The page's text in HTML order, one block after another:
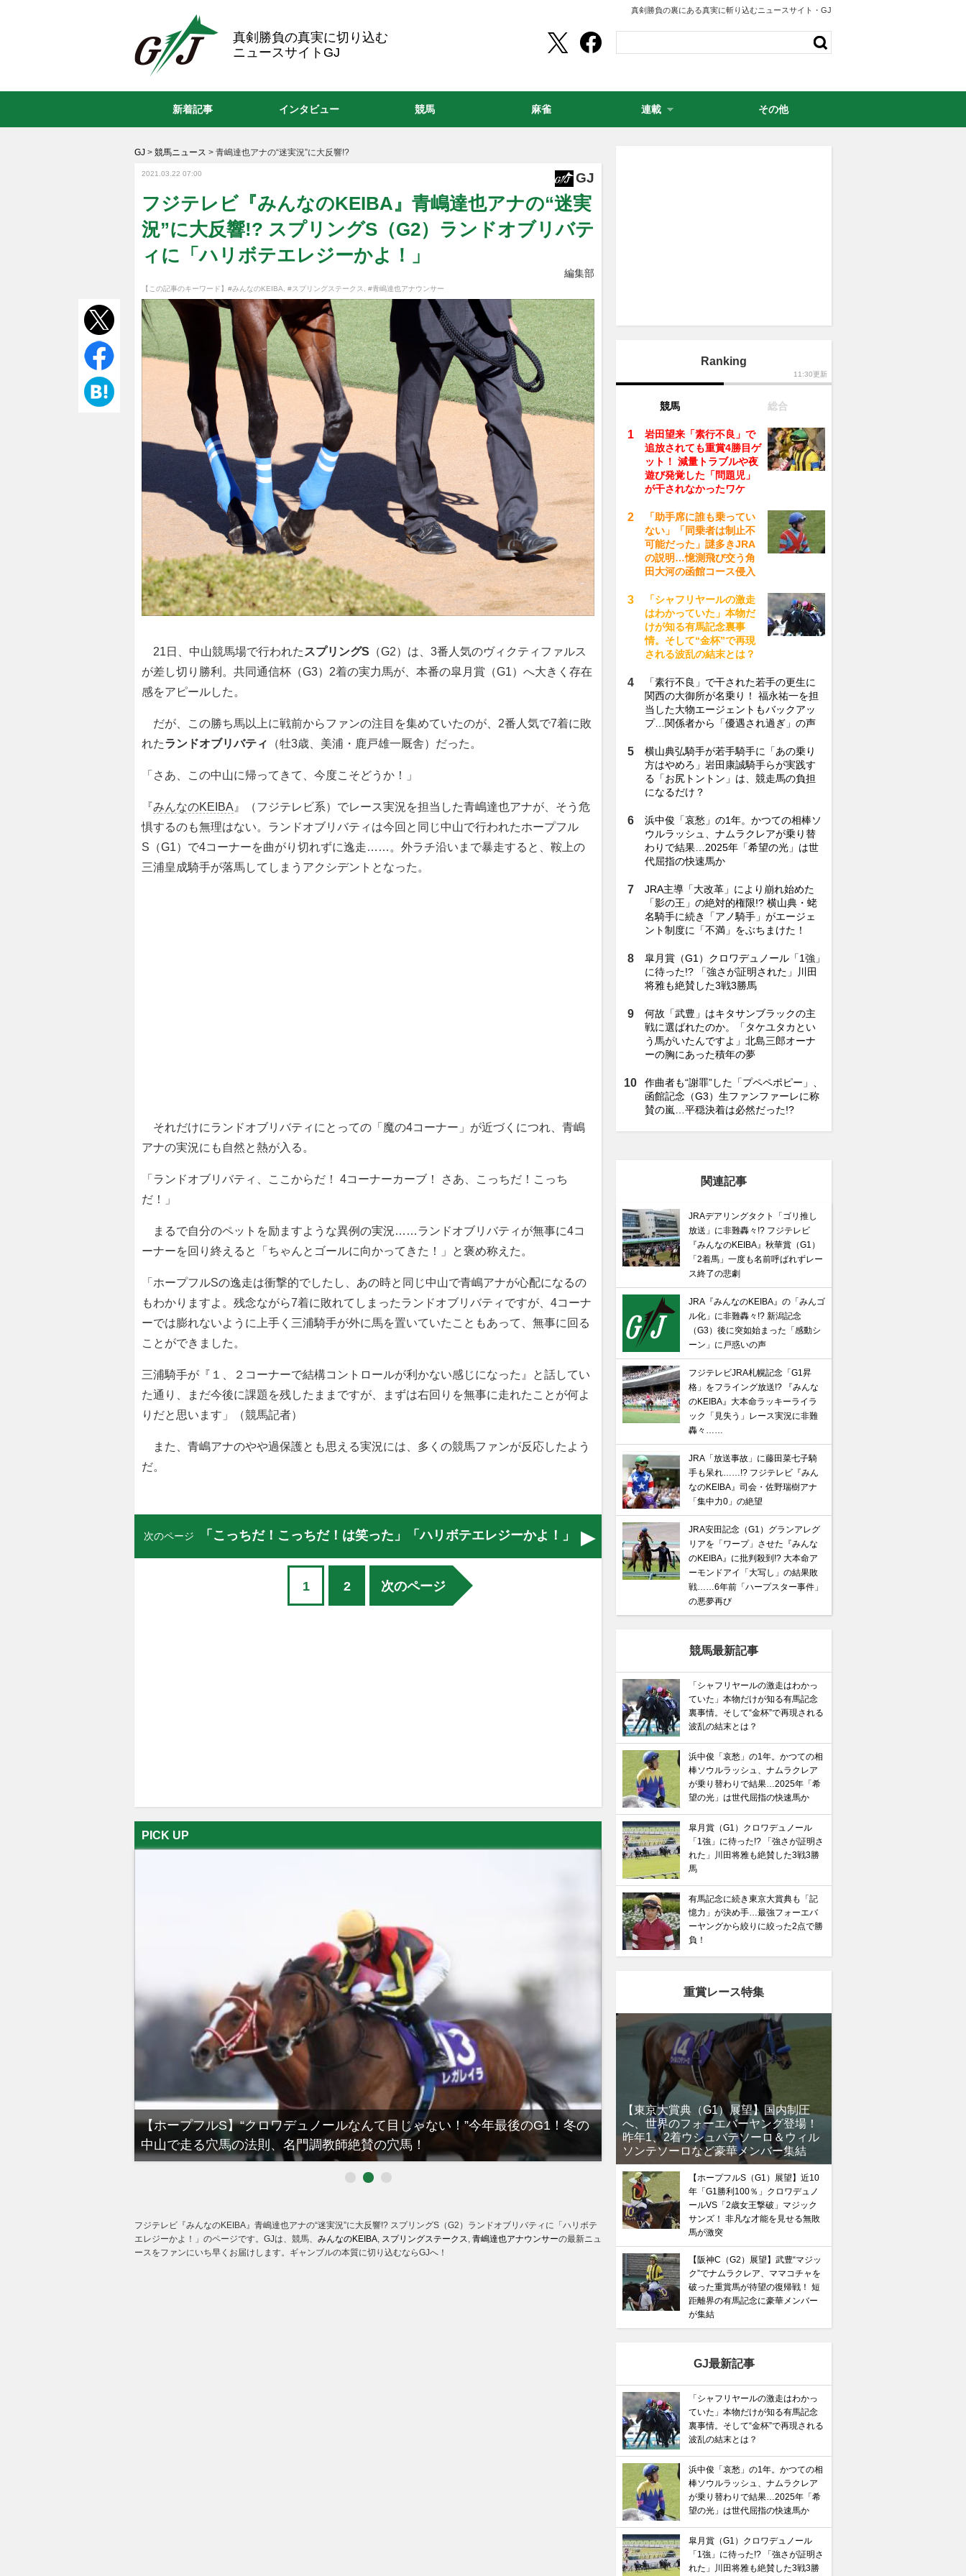
真剣勝負の裏にある真実に斬り込むニュースサイト・GJ
真剣勝負の真実に切り込む
ニュースサイトGJ
GJ > 競馬ニュース > 青嶋達也アナの“迷実況”に大反響!?
2021.03.22 07:00 GJ
フジテレビ『みんなのKEIBA』青嶋達也アナの“迷実
況”に大反響!? スプリングS（G2）ランドオブリバテ
ィに「ハリボテエレジーかよ！」
編集部
【この記事のキーワード】 #みんなのKEIBA #スプリングステークス #青嶋達也アナウンサー
21日、中山競馬場で行われた スプリングS （G2）は、3番人気のヴィクティファルス
が差し切り勝利。共同通信杯（G3）2着の実力馬が、本番の皐月賞（G1）へ大きく存在
感をアピールした。
だが、この勝ち馬以上に戦前からファンの注目を集めていたのが、2番人気で7着に敗
れたランドオブリバティ （牡3歳、美浦・鹿戸雄一厩舎）だった。
「さあ、この中山に帰ってきて、今度こそどうか！」
『みんなのKEIBA 』（フジテレビ系）でレース実況を担当した青嶋達也アナが、そう危
惧するのも無理はない。ランドオブリバティは今回と同じ中山で行われたホープフル
S（G1）で4コーナーを曲がり切れずに逸走……。外ラチ沿いまで暴走すると、鞍上の
三浦皇成騎手が落馬してしまうアクシデントとなった。
それだけにランドオブリバティにとっての「魔の4コーナー」が近づくにつれ、青嶋
アナの実況にも自然と熱が入る。
「ランドオブリバティ、ここからだ！ 4コーナーカーブ！ さあ、こっちだ！こっち
だ！」
まるで自分のペットを励ますような異例の実況……ランドオブリバティが無事に4コ
ーナーを回り終えると「ちゃんとゴールに向かってきた！」と褒め称えた。
「ホープフルSの逸走は衝撃的でしたし、あの時と同じ中山で青嶋アナが心配になるの
もわかりますよ。残念ながら7着に敗れてしまったランドオブリバティですが、4コーナ
ーでは膨れないように上手く三浦騎手が外に馬を置いていたこともあって、無事に回る
ことができました。
三浦騎手が『１、２コーナーで結構コントロールが利かない感じになった』と話してい
た通り、まだ今後に課題を残したままですが、まずは右回りを無事に走れたことが何よ
りだと思います」（競馬記者）
また、青嶋アナのやや過保護とも思える実況には、多くの競馬ファンが反応したよう
だ。
次のページ 「こっちだ！こっちだ！は笑った」「ハリボテエレジーかよ！」
1 2 次のページ
PICK UP
【ホープフルS】“クロワデュノールなんて目じゃない！”今年最後のG1！冬の
中山で走る穴馬の法則、名門調教師絶賛の穴馬！
【有馬記念】武豊×ドウデュースを逆転できる候補3頭！と絶
るべき“隠れ穴馬！”
フジテレビ『みんなのKEIBA』青嶋達也アナの“迷実況”に大反響!? スプリングS（G2）ランドオブリバティに「ハリボテ
エレジーかよ！」のページです。GJは、競馬、 みんなのKEIBA, スプリングステークス, 青嶋達也アナウンサーの最新ニュ
ースをファンにいち早くお届けします。ギャンブルの本質に切り込むならGJへ！
Ranking
11:30更新
競馬 総合
岩田望来「素行不良」で
追放されても重賞4勝目ゲ
ット！ 減量トラブルや夜
遊び発覚した「問題児」
が干されなかったワケ
「助手席に誰も乗ってい
ない」「同乗者は制止不
可能だった」謎多きJRA
の説明…憶測飛び交う角
田大河の函館コース侵入
「シャフリヤールの激走
はわかっていた」本物だ
けが知る有馬記念裏事
情。そして“金杯”で再現
される波乱の結末とは？
「素行不良」で干された若手の更生に
関西の大御所が名乗り！ 福永祐一を担
当した大物エージェントもバックアッ
プ…関係者から「優遇され過ぎ」の声
横山典弘騎手が若手騎手に「あの乗り
方はやめろ」岩田康誠騎手らが実践す
る「お尻トントン」は、競走馬の負担
になるだけ？
浜中俊「哀愁」の1年。かつての相棒ソ
ウルラッシュ、ナムラクレアが乗り替
わりで結果…2025年「希望の光」は世
代屈指の快速馬か
JRA主導「大改革」により崩れ始めた
「影の王」の絶対的権限!? 横山典・蛯
名騎手に続き「アノ騎手」がエージェ
ント制度に「不満」をぶちまけた！
皐月賞（G1）クロワデュノール「1強」
に待った!? 「強さが証明された」川田
将雅も絶賛した3戦3勝馬
何故「武豊」はキタサンブラックの主
戦に選ばれたのか。「タケユタカとい
う馬がいたんですよ」北島三郎オーナ
ーの胸にあった積年の夢
作曲者も“謝罪”した「プペペポピー」、
函館記念（G3）生ファンファーレに称
賛の嵐…平穏決着は必然だった!?
関連記事
JRAデアリングタクト「ゴリ推し
放送」に非難轟々!? フジテレビ
『みんなのKEIBA』秋華賞（G1）
「2着馬」一度も名前呼ばれずレー
ス終了の悲劇
JRA『みんなのKEIBA』の「みんゴ
ル化」に非難轟々!? 新潟記念
（G3）後に突如始まった「感動シ
ーン」に戸惑いの声
フジテレビJRA札幌記念「G1昇
格」をフライング放送!? 『みんな
のKEIBA』大本命ラッキーライラ
ック「見失う」レース実況に非難
轟々……
JRA「放送事故」に藤田菜七子騎
手も呆れ……!? フジテレビ『みん
なのKEIBA』司会・佐野瑞樹アナ
「集中力0」の絶望
JRA安田記念（G1）グランアレグ
リアを「ワープ」させた『みんな
のKEIBA』に批判殺到!? 大本命ア
ーモンドアイ「大写し」の結果敗
戦……6年前「ハープスター事件」
の悪夢再び
競馬最新記事
「シャフリヤールの激走はわかっ
ていた」本物だけが知る有馬記念
裏事情。そして“金杯”で再現される
波乱の結末とは？
浜中俊「哀愁」の1年。かつての相
棒ソウルラッシュ、ナムラクレア
が乗り替わりで結果…2025年「希
望の光」は世代屈指の快速馬か
皐月賞（G1）クロワデュノール
「1強」に待った!? 「強さが証明さ
れた」川田将雅も絶賛した3戦3勝
馬
有馬記念に続き東京大賞典も「記
憶力」が決め手…最強フォーエバ
ーヤングから絞りに絞った2点で勝
負！
重賞レース特集
【東京大賞典（G1）展望】国内制圧
へ、世界のフォーエバーヤング登場！
昨年1、2着ウシュバテソーロ＆ウィル
ソンテソーロなど豪華メンバー集結
【ホープフルS（G1）展望】近10
年「G1勝利100％」クロワデュノ
ールVS「2歳女王撃破」マジック
サンズ！ 非凡な才能を見せる無敗
馬が激突
【阪神C（G2）展望】武豊“マジッ
ク”でナムラクレア、ママコチャを
破った重賞馬が待望の復帰戦！ 短
距離界の有馬記念に豪華メンバー
が集結
GJ最新記事
「シャフリヤールの激走はわかっ
ていた」本物だけが知る有馬記念
裏事情。そして“金杯”で再現される
波乱の結末とは？
浜中俊「哀愁」の1年。かつての相
棒ソウルラッシュ、ナムラクレア
が乗り替わりで結果…2025年「希
望の光」は世代屈指の快速馬か
皐月賞（G1）クロワデュノール
「1強」に待った!? 「強さが証明さ
れた」川田将雅も絶賛した3戦3勝
新着記事 インタビュー 競馬 麻雀 連載 その他